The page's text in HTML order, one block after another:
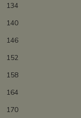
134
140
146
152
158
164
170